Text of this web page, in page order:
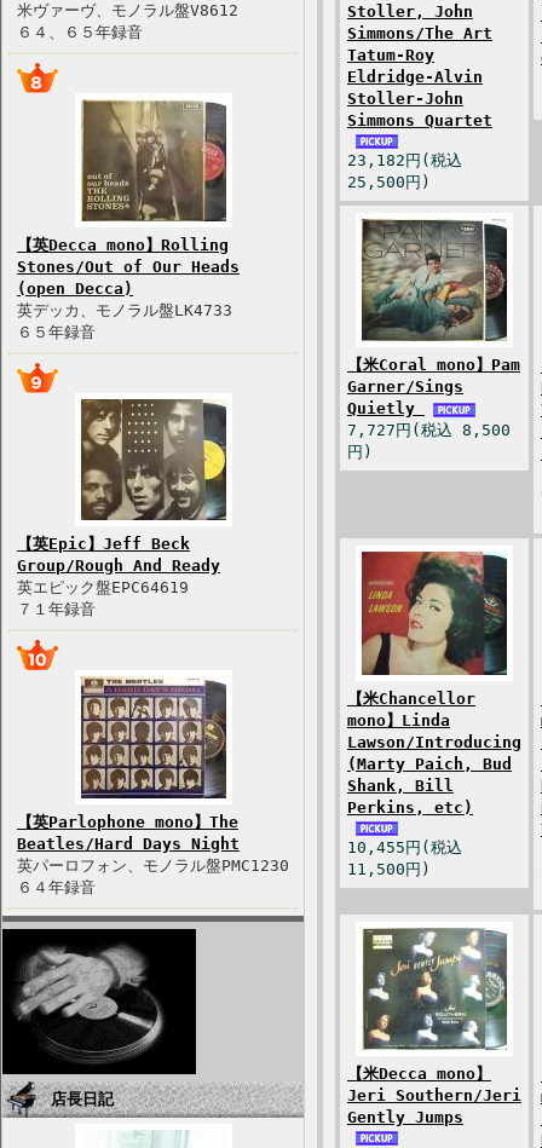
米ヴァーヴ、モノラル盤V8612
６４、６５年録音
【英Decca mono】Rolling
Stones/Out of Our Heads
(open Decca)
英デッカ、モノラル盤LK4733
６５年録音
【英Epic】Jeff Beck
Group/Rough And Ready
英エピック盤EPC64619
７１年録音
【英Parlophone mono】The
Beatles/Hard Days Night
英パーロフォン、モノラル盤PMC1230
６４年録音
店長日記
Stoller, John
Simmons/The Art
Tatum-Roy
Eldridge-Alvin
Stoller-John
Simmons Quartet
23,182円(税込
25,500円)
【米Coral mono】Pam
Garner/Sings
Quietly
7,727円(税込 8,500
円)
【米Chancellor
mono】Linda
Lawson/Introducing
(Marty Paich, Bud
Shank, Bill
Perkins, etc)
10,455円(税込
11,500円)
【米Decca mono】
Jeri Southern/Jeri
Gently Jumps